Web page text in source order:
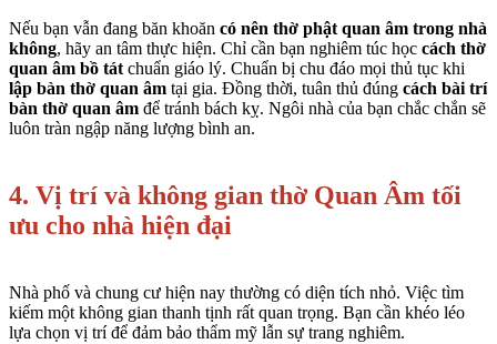
Nếu bạn vẫn đang băn khoăn có nên thờ phật quan âm trong nhà
không, hãy an tâm thực hiện. Chỉ cần bạn nghiêm túc học cách thờ
quan âm bồ tát chuẩn giáo lý. Chuẩn bị chu đáo mọi thủ tục khi
lập bàn thờ quan âm tại gia. Đồng thời, tuân thủ đúng cách bài trí
bàn thờ quan âm để tránh bách kỵ. Ngôi nhà của bạn chắc chắn sẽ
luôn tràn ngập năng lượng bình an.
4. Vị trí và không gian thờ Quan Âm tối
ưu cho nhà hiện đại
Nhà phố và chung cư hiện nay thường có diện tích nhỏ. Việc tìm
kiếm một không gian thanh tịnh rất quan trọng. Bạn cần khéo léo
lựa chọn vị trí để đảm bảo thẩm mỹ lẫn sự trang nghiêm.